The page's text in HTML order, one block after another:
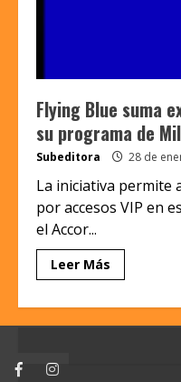
Flying Blue suma
su programa de
Subeditora 28 de
La iniciativa permite
por accesos VIP en
el Accor...
Leer Más
FacebookInstagram